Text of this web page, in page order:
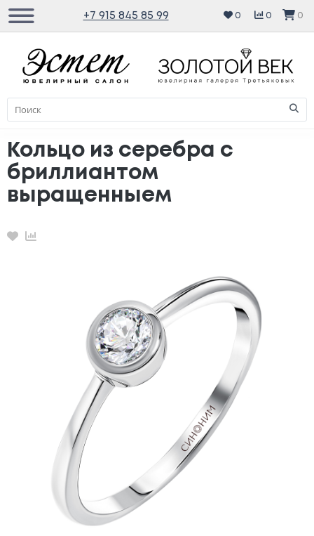
+7 915 845 85 99 0 0 0
Кольцо из серебра с
бриллиантом
выращенныем
Избранное
Сравнение